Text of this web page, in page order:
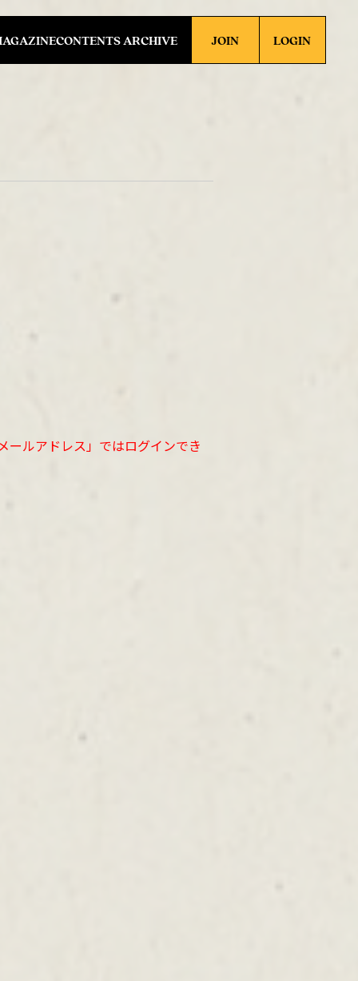
CONTENTS ARCHIVE JOIN LOGIN
ルアドレス」ではログインでき